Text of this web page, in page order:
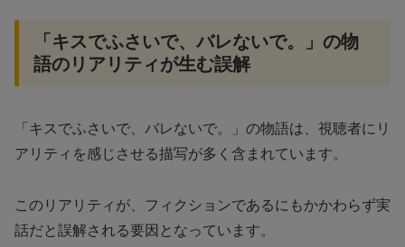
「キスでふさいで、バレないで。」の物
語のリアリティが生む誤解
「キスでふさいで、バレないで。」の物語は、視聴者にリ
アリティを感じさせる描写が多く含まれています。
このリアリティが、フィクションであるにもかかわらず実
話だと誤解される要因となっています。